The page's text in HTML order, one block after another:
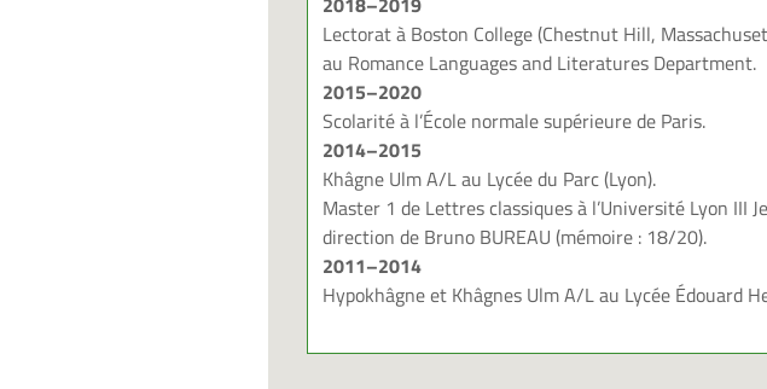
Lectorat à Boston College (Chestnut Hill,
au Romance Languages and Literatures Department.
2015–2020
Scolarité à l’École normale supérieure de Paris.
2014–2015
Khâgne UlmA/Lau Lycéedu Parc (Lyon).
Master 1 de Lettres classiquesà l’Université Lyon III
direction de Bruno BUREAU (mémoire : 18/20).
2011–2014
Hypokhâgne et Khâgnes UlmA/Lau Lycée Édouard